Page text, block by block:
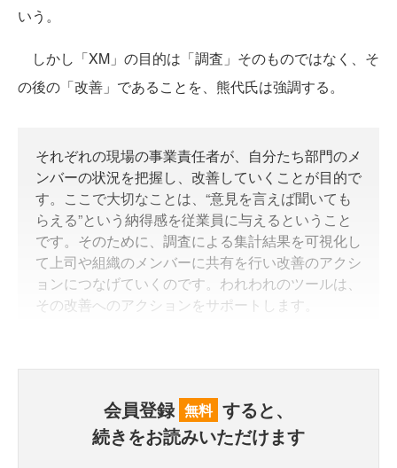
いう。
しかし「XM」の目的は「調査」そのものではなく、そ
の後の「改善」であることを、熊代氏は強調する。
それぞれの現場の事業責任者が、自分たち部門のメ
ンバーの状況を把握し、改善していくことが目的で
す。ここで大切なことは、“意見を言えば聞いても
らえる”という納得感を従業員に与えるということ
です。そのために、調査による集計結果を可視化し
て上司や組織のメンバーに共有を行い改善のアクシ
ョンにつなげていくのです。われわれのツールは、
その改善へのアクションをサポートします。
会員登録 無料 すると、
続きをお読みいただけます